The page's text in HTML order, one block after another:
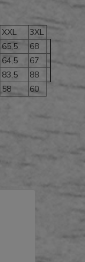
XXL
3XL
65,5
68
64,5
67
83,5
88
58
60